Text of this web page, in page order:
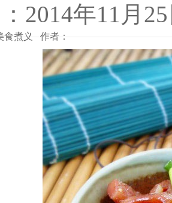
2014年11月
食煮义 作者：